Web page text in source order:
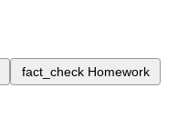
fact_check Homework